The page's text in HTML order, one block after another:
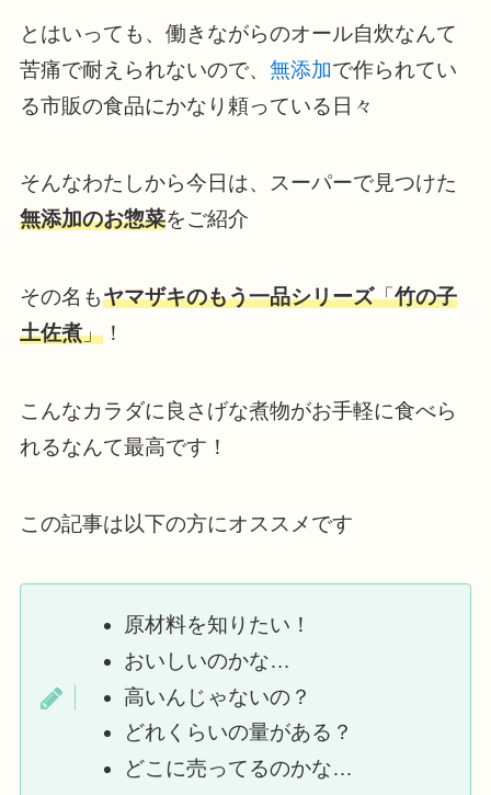
とはいっても、働きながらのオール自炊なんて
苦痛で耐えられないので、 無添加で作られてい
る市販の食品にかなり頼っている日々
そんなわたしから今日は、スーパーで見つけた
無添加のお惣菜をご紹介
その名もヤマザキのもう一品シリーズ「竹の子
土佐煮」！
こんなカラダに良さげな煮物がお手軽に食べら
れるなんて最高です！
この記事は以下の方にオススメです
原材料を知りたい！
おいしいのかな…
高いんじゃないの？
どれくらいの量がある？
どこに売ってるのかな…